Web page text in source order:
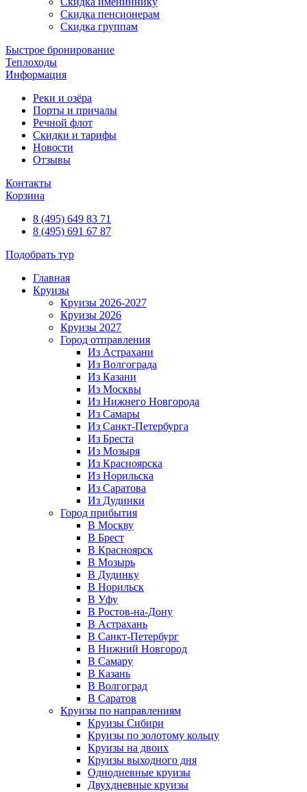
Скидка пенсионерам
Скидка группам
Быстрое бронирование
Теплоходы
Информация
Реки и озёра
Порты и причалы
Речной флот
Скидки и тарифы
Новости
Отзывы
Контакты
Корзина
8 (495) 649 83 71
8 (495) 691 67 87
Подобрать тур
Главная
Круизы
Круизы 2026-2027
Круизы 2026
Круизы 2027
Город отправления
Из Астрахани
Из Волгограда
Из Казани
Из Москвы
Из Нижнего Новгорода
Из Самары
Из Санкт-Петербурга
Из Бреста
Из Мозыря
Из Красноярска
Из Норильска
Из Саратова
Из Дудинки
Город прибытия
В Москву
В Брест
В Красноярск
В Мозырь
В Дудинку
В Норильск
В Уфу
В Ростов-на-Дону
В Астрахань
В Санкт-Петербург
В Нижний Новгород
В Самару
В Казань
В Волгоград
В Саратов
Круизы по направлениям
Круизы Сибири
Круизы по золотому кольцу
Круизы на двоих
Круизы выходного дня
Однодневные круизы
Двухдневные круизы